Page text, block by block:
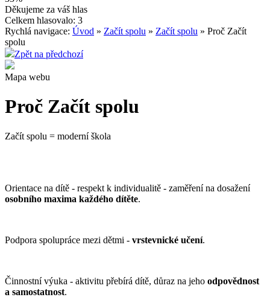
Děkujeme za váš hlas
Celkem hlasovalo: 3
Rychlá navigace: Úvod » Začít spolu » Začít spolu » Proč Začít
spolu
Zpět na předchozí
Mapa webu
Proč Začít spolu
Začít spolu = moderní škola
Orientace na dítě - respekt k individualitě - zaměření na dosažení
osobního maxima každého dítěte.
Podpora spolupráce mezi dětmi - vrstevnické učení.
Činnostní výuka - aktivitu přebírá dítě, důraz na jeho odpovědnost
a samostatnost.